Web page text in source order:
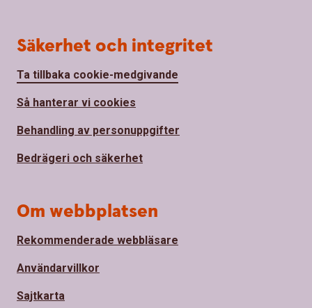
Säkerhet och integritet
Ta tillbaka cookie-medgivande
Så hanterar vi cookies
Behandling av personuppgifter
Bedrägeri och säkerhet
Om webbplatsen
Rekommenderade webbläsare
Användarvillkor
Sajtkarta